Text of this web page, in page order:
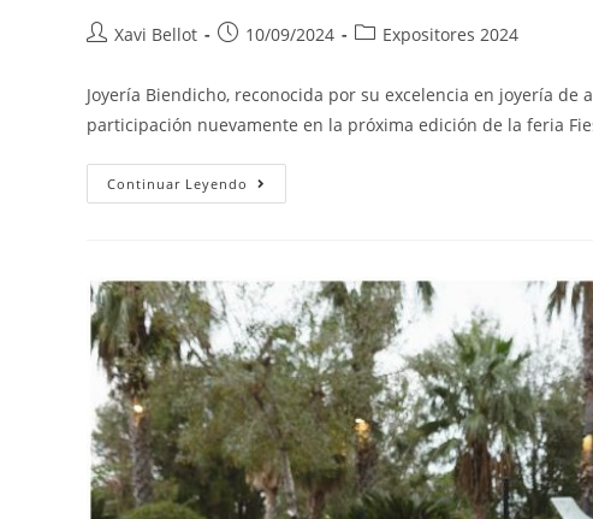
Xavi Bellot 10/09/2024 Expositores 2024
Joyería Biendicho, reconocida por su excelencia en joyería
participación nuevamente en la próxima edición de la feria
Continuar Leyendo